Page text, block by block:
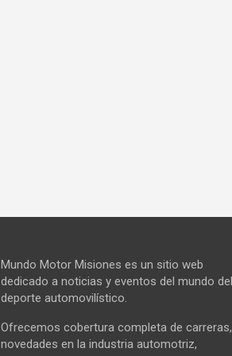
Mundo Motor Misiones es un sitio web
dedicado a noticias y eventos del mundo del
deporte automovilístico.
Ofrecemos cobertura completa de carreras,
novedades en la industria automotriz,